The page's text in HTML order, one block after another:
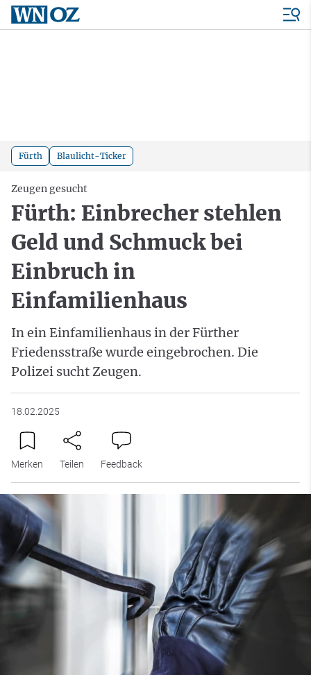
Fürth Blaulicht-Ticker
Zeugen gesucht
Fürth: Einbrecher stehlen
Geld und Schmuck bei
Einbruch in
Einfamilienhaus
In ein Einfamilienhaus in der Fürther
Friedensstraße wurde eingebrochen. Die
Polizei sucht Zeugen.
18.02.2025
Merken Teilen Feedback